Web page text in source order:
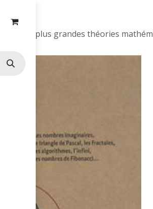
les 50 plus grandes théories